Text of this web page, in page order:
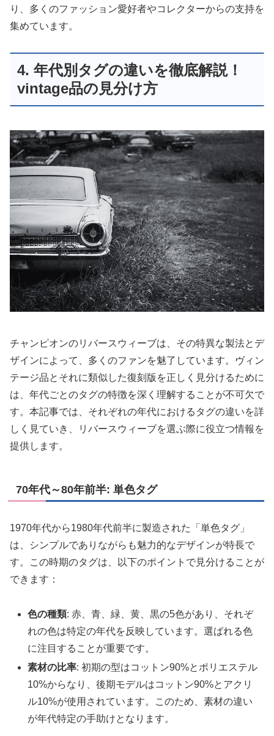
り、多くのファッション愛好者やコレクターからの支持を
集めています。
4. 年代別タグの違いを徹底解説！
vintage品の見分け方
チャンピオンのリバースウィーブは、その特異な製法とデ
ザインによって、多くのファンを魅了しています。ヴィン
テージ品とそれに類似した復刻版を正しく見分けるために
は、年代ごとのタグの特徴を深く理解することが不可欠で
す。本記事では、それぞれの年代におけるタグの違いを詳
しく見ていき、リバースウィーブを選ぶ際に役立つ情報を
提供します。
70年代～80年前半: 単色タグ
1970年代から1980年代前半に製造された「単色タグ」
は、シンプルでありながらも魅力的なデザインが特長で
す。この時期のタグは、以下のポイントで見分けることが
できます：
色の種類: 赤、青、緑、黄、黒の5色があり、それぞ
れの色は特定の年代を反映しています。選ばれる色
に注目することが重要です。
素材の比率: 初期の型はコットン90%とポリエステル
10%からなり、後期モデルはコットン90%とアクリ
ル10%が使用されています。このため、素材の違い
が年代特定の手助けとなります。